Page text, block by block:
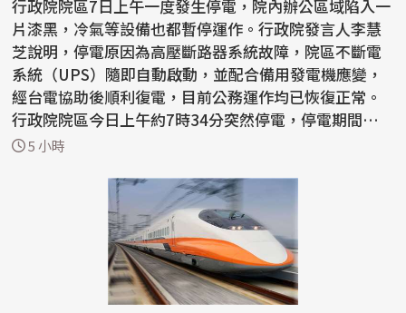
行政院院區7日上午一度發生停電，院內辦公區域陷入一
片漆黑，冷氣等設備也都暫停運作。行政院發言人李慧
芝說明，停電原因為高壓斷路器系統故障，院區不斷電
系統（UPS）隨即自動啟動，並配合備用發電機應變，
經台電協助後順利復電，目前公務運作均已恢復正常。
行政院院區今日上午約7時34分突然停電，停電期間辦公
室照...
5 小時